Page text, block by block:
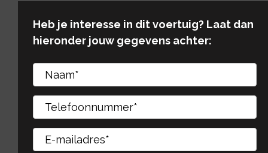
Heb je interesse in dit voertuig? Laat dan
hieronder jouw gegevens achter:
Gelieve dit veld leeg te laten.
Gelieve dit veld leeg te laten.